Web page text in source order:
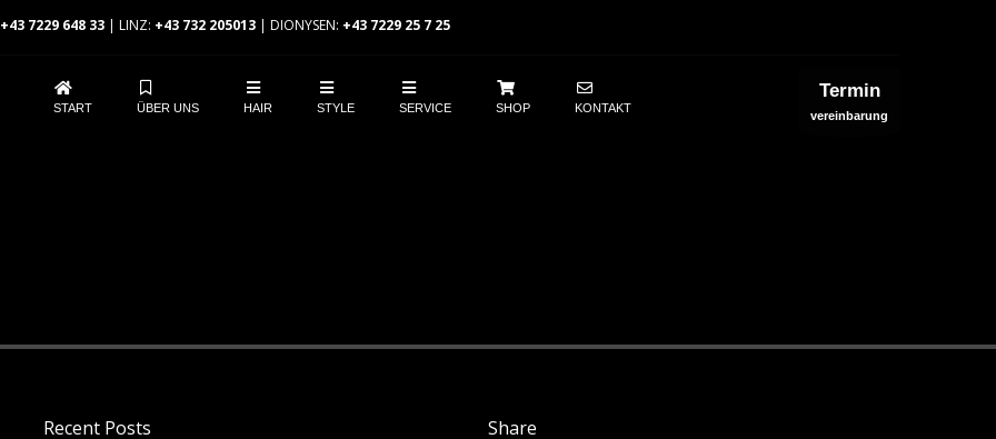
+43 7229 648 33 | LINZ: +43 732 205013 | DIONYSEN: +43 7229 25 7 25
START ÜBER UNS HAIR STYLE SERVICE SHOP KONTAKT
Termin
vereinbarung
Recent Posts Share